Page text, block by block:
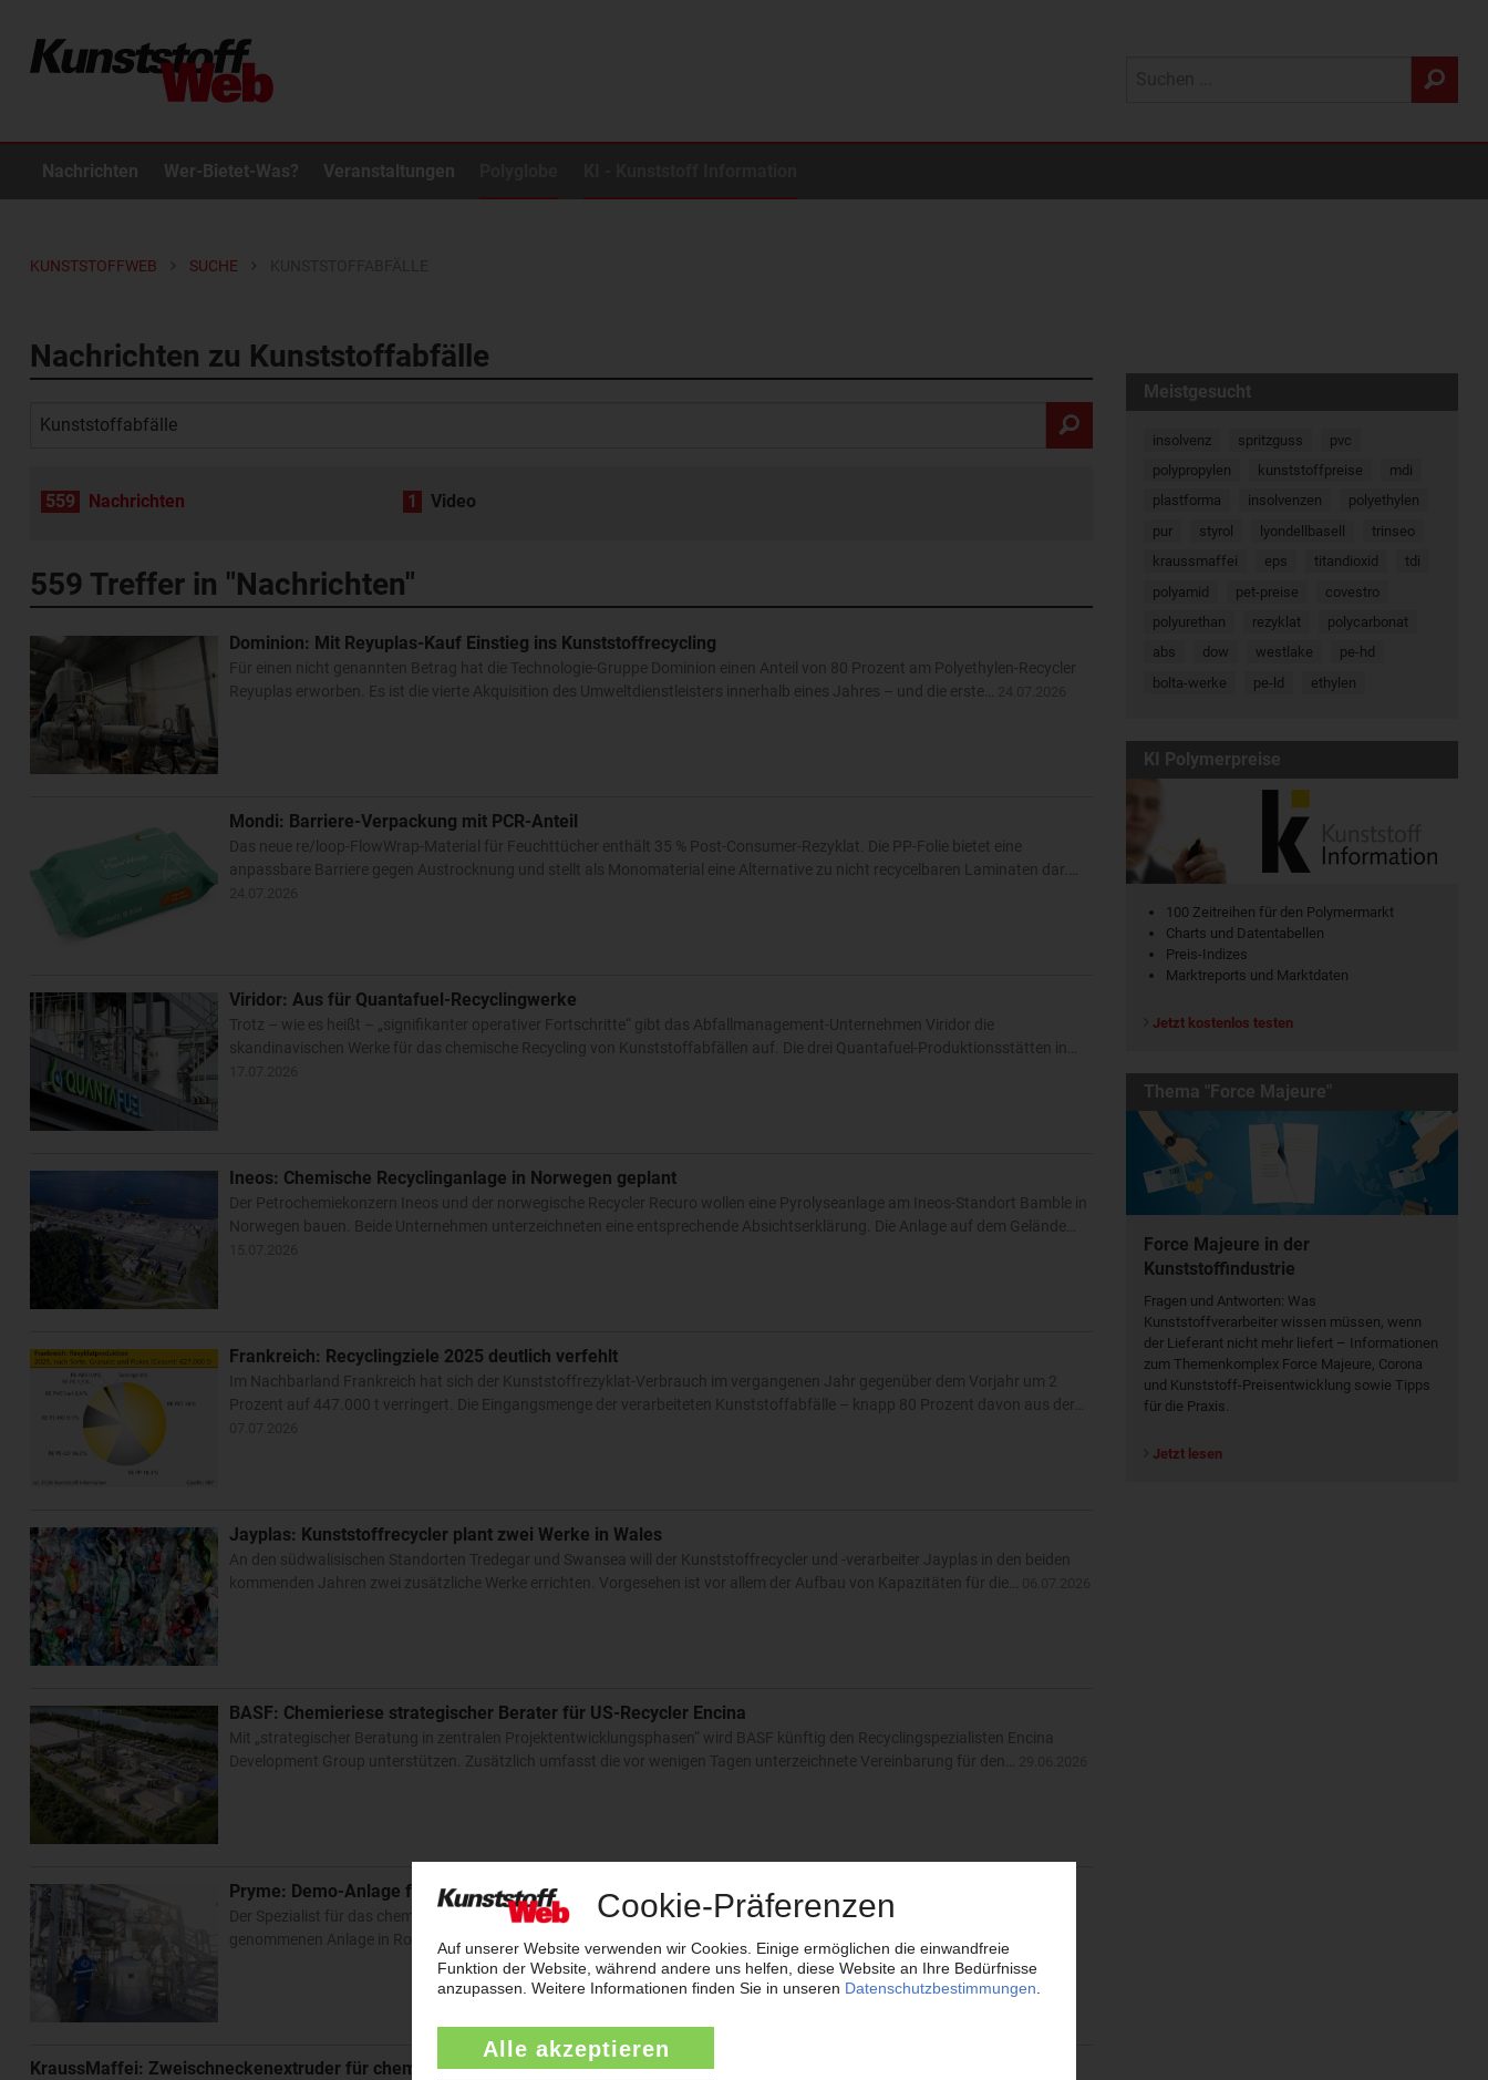
Nachrichten Wer-Bietet-Was? Veranstaltungen
KUNSTSTOFFWEB SUCHE
Nachrichten zu Kunststoffabfälle
559 Nachrichten 1 Video
559 Treffer in "Nachrichten"
Dominion: Mit Reyuplas-Kauf Einstieg ins Kunststoffrecycling
Für einen nicht genannten Betrag hat die Technologie-Gruppe Dominion einen Anteil von 80 Prozent am Polyethylen-Recycler
Reyuplas erworben. Es ist die vierte Akquisition des Umweltdienstleisters innerhalb eines Jahres – und die erste…
Mondi: Barriere-Verpackung mit PCR-Anteil
Das neue re/loop-FlowWrap-Material für Feuchttücher enthält 35 % Post-Consumer-Rezyklat. Die PP-Folie bietet eine
anpassbare Barriere gegen Austrocknung und stellt als Monomaterial eine Alternative zu nicht recycelbaren Laminaten dar.…
Viridor: Aus für Quantafuel-Recyclingwerke
Trotz – wie es heißt – „signifikanter operativer Fortschritte“ gibt das Abfallmanagement-Unternehmen Viridor die
skandinavischen Werke für das chemische Recycling von Kunststoffabfällen auf. Die drei Quantafuel-Produktionsstätten in…
Ineos: Chemische Recyclinganlage in Norwegen geplant
Der Petrochemiekonzern Ineos und der norwegische Recycler Recuro wollen eine Pyrolyseanlage am Ineos-Standort Bamble in
Norwegen bauen. Beide Unternehmen unterzeichneten eine entsprechende Absichtserklärung. Die Anlage auf dem Gelände…
Frankreich: Recyclingziele 2025 deutlich verfehlt
Im Nachbarland Frankreich hat sich der Kunststoffrezyklat-Verbrauch im vergangenen Jahr gegenüber dem Vorjahr um 2
Prozent auf 447.000 t verringert. Die Eingangsmenge der verarbeiteten Kunststoffabfälle – knapp 80 Prozent davon aus der…
Jayplas: Kunststoffrecycler plant zwei Werke in Wales
An den südwalisischen Standorten Tredegar und Swansea will der Kunststoffrecycler und -verarbeiter Jayplas in den beiden
kommenden Jahren zwei zusätzliche Werke errichten. Vorgesehen ist vor allem der Aufbau von Kapazitäten für die…
BASF: Chemieriese strategischer Berater für US-Recycler Encina
Mit „strategischer Beratung in zentralen Projektentwicklungsphasen“ wird BASF künftig den Recyclingspezialisten Encina
Development Group unterstützen. Zusätzlich umfasst die vor wenigen Tagen unterzeichnete Vereinbarung für den…
Pryme: Demo-Anlage für das chemische Recycling stillgelegt
Der Spezialist für das chemische Recycling von Kunststoffabfällen Pryme Cleantech hat die Produktion der 2024 in Betrieb
genommenen Anlage in Rotterdam eingestellt. Der Grund sind eine Vielzahl technischer Ausfälle während der…25.06.2026
KraussMaffei: Zweischneckenextruder für chemisches Recycling
Meistgesucht
insolvenz spritzguss
pvc
polypropylen
kunststoffpreise
mdi
plastforma
insolvenzen
polyethylen
pur
styrol lyondellbasell
trinseo
kraussmaffei
eps titandioxid
tdi
polyamid
pet-preise
covestro
polyurethan
rezyklat
polycarbonat
abs
dow westlake
pe-hd
bolta-werke
pe-ld ethylen
KI Polymerpreise
100 Zeitreihen für den Polymermarkt
Charts und Datentabellen
Preis-Indizes
Marktreports und Marktdaten
Jetzt kostenlos testen
Thema "Force Majeure"
Force Majeure in der
Kunststoffindustrie
Fragen und Antworten: Was
Kunst­stoff­verarbeiter wissen müssen, wenn
der Lieferant nicht mehr liefert – Informationen
zum Themenkomplex Force Majeure, Corona
und Kunststoff-Preisentwicklung sowie Tipps
für die Praxis.
Jetzt lesen